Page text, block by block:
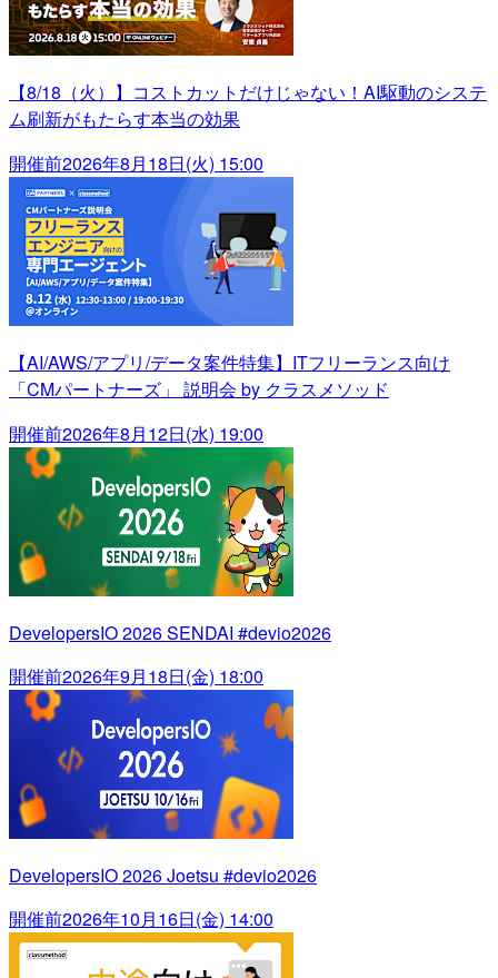
【8/18（火）】コストカットだけじゃない！AI駆動のシステ
ム刷新がもたらす本当の効果
開催前2026年8月18日(火) 15:00
【AI/AWS/アプリ/データ案件特集】ITフリーランス向け
「CMパートナーズ」 説明会 by クラスメソッド
開催前2026年8月12日(水) 19:00
DevelopersIO 2026 SENDAI #devio2026
開催前2026年9月18日(金) 18:00
DevelopersIO 2026 Joetsu #devio2026
開催前2026年10月16日(金) 14:00